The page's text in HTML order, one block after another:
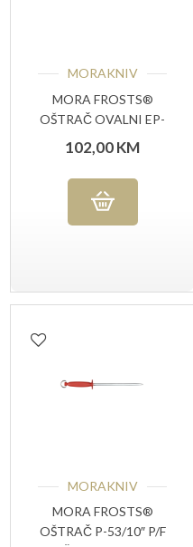
MORAKNIV
MORA FROSTS®
OŠTRAČ OVALNI EP-
203
102,00KM
MORAKNIV
MORA FROSTS®
OŠTRAČ P-53/10″ P/F